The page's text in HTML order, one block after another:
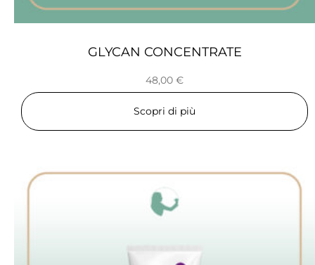
GLYCAN CONCENTRATE
48,00 €
Scopri di più